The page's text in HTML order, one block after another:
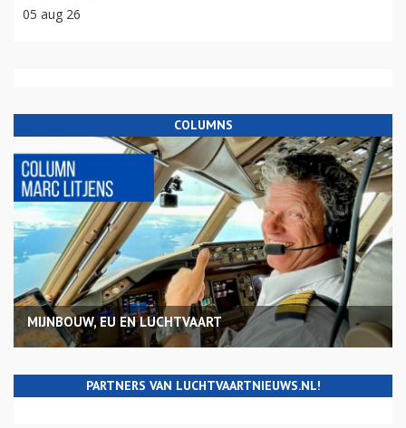
05 aug 26
COLUMNS
MIJNBOUW, EU EN LUCHTVAART
PARTNERS VAN LUCHTVAARTNIEUWS.NL!